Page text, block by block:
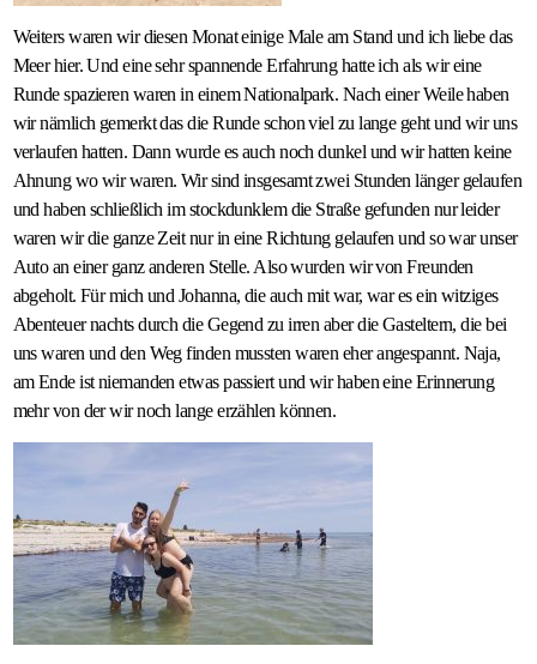
Weiters waren wir diesen Monat einige Male am Stand und ich liebe das
Meer hier. Und eine sehr spannende Erfahrung hatte ich als wir eine
Runde spazieren waren in einem Nationalpark. Nach einer Weile haben
wir nämlich gemerkt das die Runde schon viel zu lange geht und wir uns
verlaufen hatten. Dann wurde es auch noch dunkel und wir hatten keine
Ahnung wo wir waren. Wir sind insgesamt zwei Stunden länger gelaufen
und haben schließlich im stockdunklem die Straße gefunden nur leider
waren wir die ganze Zeit nur in eine Richtung gelaufen und so war unser
Auto an einer ganz anderen Stelle. Also wurden wir von Freunden
abgeholt. Für mich und Johanna, die auch mit war, war es ein witziges
Abenteuer nachts durch die Gegend zu irren aber die Gasteltern, die bei
uns waren und den Weg finden mussten waren eher angespannt. Naja,
am Ende ist niemanden etwas passiert und wir haben eine Erinnerung
mehr von der wir noch lange erzählen können.